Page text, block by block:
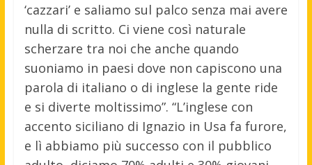
‘cazzari’ e saliamo sul palco senza mai avere
nulla di scritto. Ci viene così naturale
scherzare tra noi che anche quando
suoniamo in paesi dove non capiscono una
parola di italiano o di inglese la gente ride
e si diverte moltissimo”. “L’inglese con
accento siciliano di Ignazio in Usa fa furore,
e lì abbiamo più successo con il pubblico